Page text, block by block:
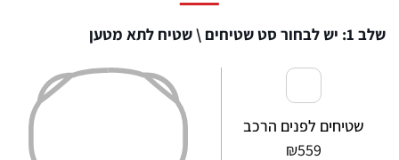
שלב 1: יש לבחור סט שטיחים \ שטיח לתא מטען
שטיחים לפנים הרכב
₪559